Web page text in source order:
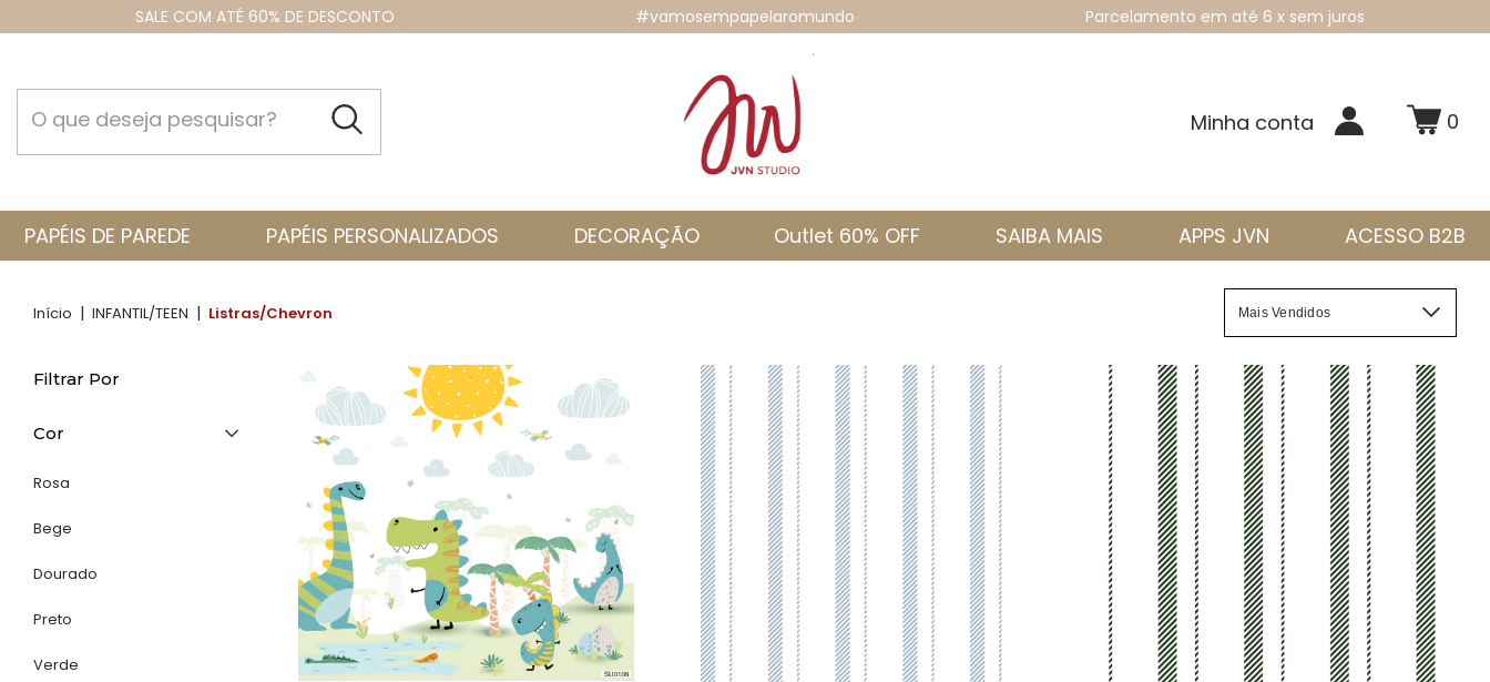
SALE COM ATÉ 60% DE DESCONTO #vamosempapelaromundo Parcelamento em até 6 x sem juros
Minha conta 0
PAPÉIS DE PAREDE PAPÉIS PERSONALIZADOS DECORAÇÃO Outlet 60% OFF SAIBA MAIS APPS JVN ACESSO B2B
Início | INFANTIL/TEEN | Listras/Chevron
Filtrar Por
Cor
Rosa
Bege
Dourado
Preto
Verde